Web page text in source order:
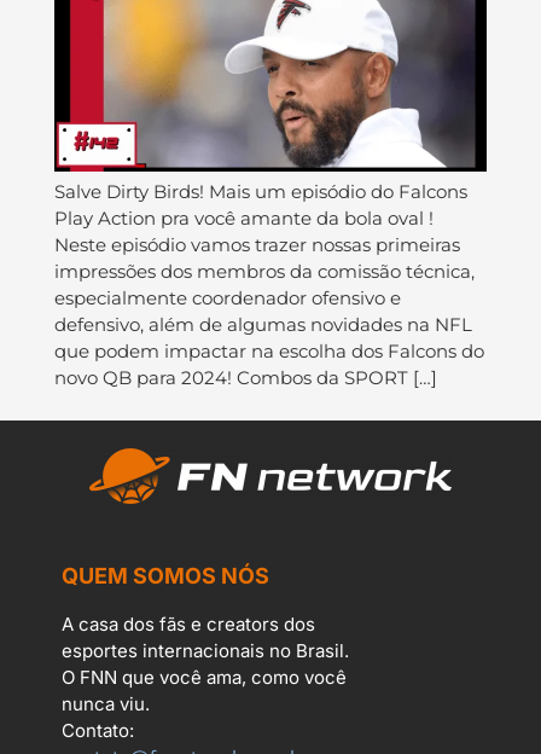
Salve Dirty Birds! Mais um episódio do Falcons
Play Action pra você amante da bola oval !
Neste episódio vamos trazer nossas primeiras
impressões dos membros da comissão técnica,
especialmente coordenador ofensivo e
defensivo, além de algumas novidades na NFL
que podem impactar na escolha dos Falcons do
novo QB para 2024! Combos da SPORT […]
QUEM SOMOS NÓS
A casa dos fãs e creators dos
esportes internacionais no Brasil.
O FNN que você ama, como você
nunca viu.
Contato: